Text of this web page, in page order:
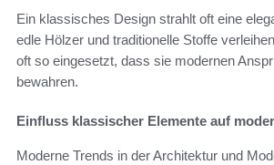
Ein klassisches Design strahlt oft eine
edle Hölzer und traditionelle Stoffe
oft so eingesetzt, dass sie modernen
bewahren.
Einfluss klassischer Elemente auf
Moderne Trends in der Architektur und